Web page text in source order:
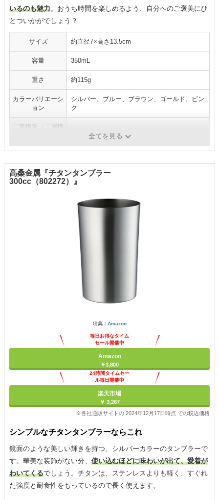
いるのも魅力。おうち時間を楽しめるよう、自分へのご褒美にひ
とついかがでしょう？
サイズ 約直径7×高さ13.5cm
容量 350mL
重さ 約115g
カラーバリエーシ
ョン
シルバー、ブルー、ブラウン、ゴールド、ピン
ク
二重構造（二層構
全てを見る
高桑金属『チタンタンブラー
300cc（802272）』
出典： Amazon
毎日お得なタイム
セール開催中
Amazon
￥3,800
24時間タイムセー
ル毎日開催中
楽天市場
￥ 3,267
※各社通販サイトの 2024年12月17日時点 での税込価格
シンプルなチタンタンブラーならこれ
鏡面のような美しい輝きを持つ、シルバーカラーのタンブラーで
す。華美な装飾がない分、 使い込むほどに味わいが出て、愛着が
わいてくるでしょう。チタンは、ステンレスよりも軽く、すぐれ
た強度と耐食性をもっているので長く使えます。